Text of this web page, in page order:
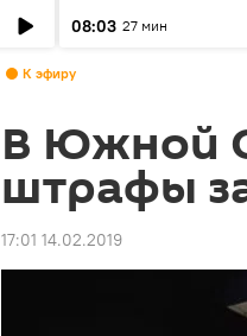
08:03 27 мин
К эфиру
В Южной
штрафы
17:01 14.02.2019